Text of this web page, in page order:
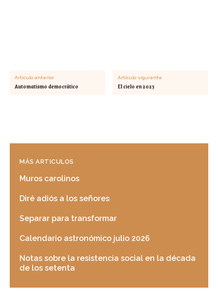
Artículo anterior
Automatismo democrático
Artículo siguiente
El cielo en 2023
MÁS ARTICULOS
Muros carolinos
Diré adiós a los señores
Separar para transformar
Calendario astronómico julio 2026
Notas sobre la resistencia social en la década
de los setenta